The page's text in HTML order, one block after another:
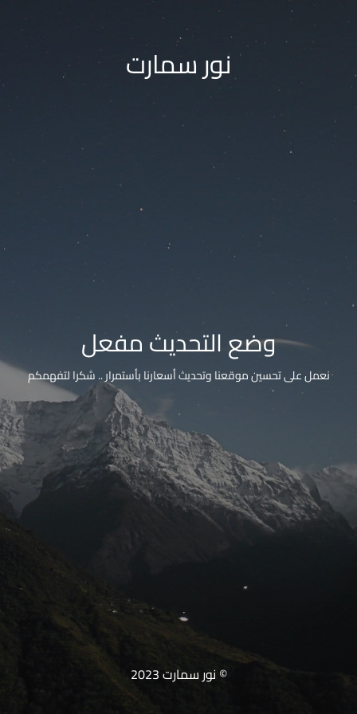
نور سمارت
وضع التحديث مفعل
نعمل على تحسين موقعنا وتحديث أسعارنا بأستمرار .. شكرا لتفهمكم
© نور سمارت 2023